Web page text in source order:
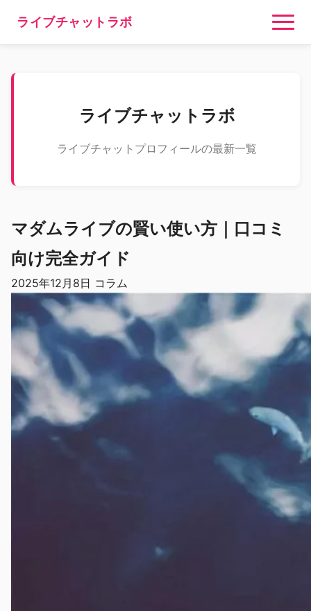
ライブチャットラボ
ライブチャットラボ
ライブチャットプロフィールの最新一覧
マダムライブの賢い使い方｜口コミ
向け完全ガイド
2025年12月8日 コラム